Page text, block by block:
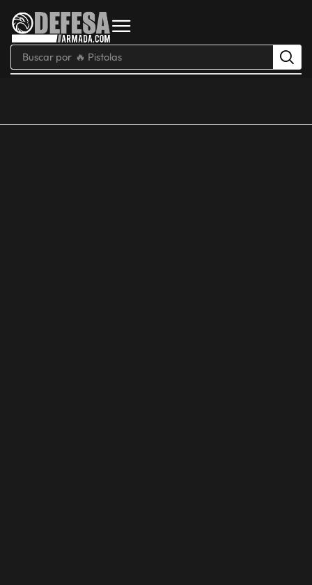
Buscar por 🔥 Pistolas